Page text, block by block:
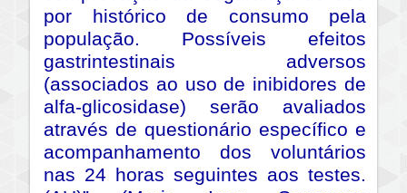
por histórico de consumo pela
população. Possíveis efeitos
gastrintestinais adversos
(associados ao uso de inibidores de
alfa-glicosidase) serão avaliados
através de questionário específico e
acompanhamento dos voluntários
nas 24 horas seguintes aos testes.